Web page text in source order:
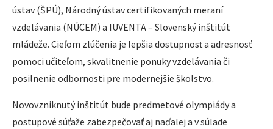
ústav (ŠPÚ), Národný ústav certifikovaných meraní
vzdelávania (NÚCEM) a IUVENTA – Slovenský inštitút
mládeže. Cieľom zlúčenia je lepšia dostupnosť a adresnosť
pomoci učiteľom, skvalitnenie ponuky vzdelávania či
posilnenie odbornosti pre modernejšie školstvo.
Novovzniknutý inštitút bude predmetové olympiády a
postupové súťaže zabezpečovať aj naďalej a v súlade